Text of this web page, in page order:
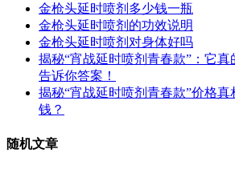
金枪头延时喷剂多少钱一瓶
金枪头延时喷剂的功效说明
金枪头延时喷剂对身体好吗
揭秘“宵战延时喷剂青春款”：它
告诉你答案！
揭秘“宵战延时喷剂青春款”价格
钱？
随机文章